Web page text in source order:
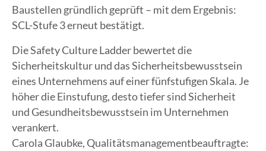
Baustellen gründlich geprüft – mit dem Ergebnis:
SCL-Stufe 3 erneut bestätigt.
Die Safety Culture Ladder bewertet die
Sicherheitskultur und das Sicherheitsbewusstsein
eines Unternehmens auf einer fünfstufigen Skala. Je
höher die Einstufung, desto tiefer sind Sicherheit
und Gesundheitsbewusstsein im Unternehmen
verankert.
Carola Glaubke, Qualitätsmanagementbeauftragte: